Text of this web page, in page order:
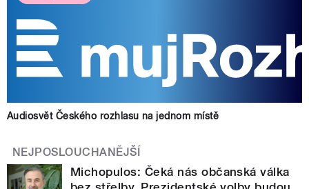
Audiosvět Českého rozhlasu na jednom místě
NEJPOSLOUCHANĚJŠÍ
Michopulos: Čeká nás občanská válka